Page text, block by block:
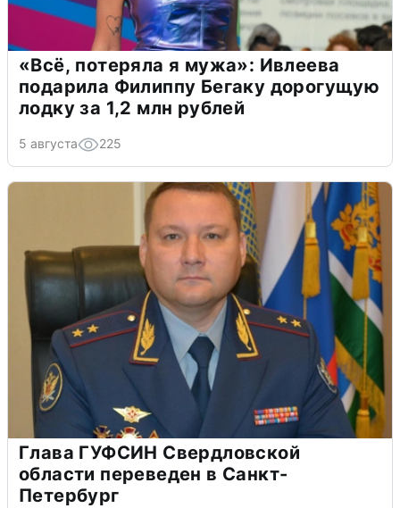
«Всё, потеряла я мужа»: Ивлеева
подарила Филиппу Бегаку дорогущую
лодку за 1,2 млн рублей
5 августа 225
Глава ГУФСИН Свердловской
области переведен в Санкт-
Петербург